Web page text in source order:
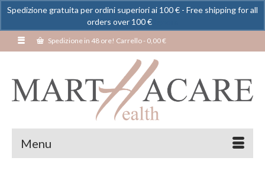
Spedizione in 48 ore! Carrello- 0,00€
Menu
Spedizione gratuita per ordini superiori ai 100 € - Free shipping for all
orders over 100 €